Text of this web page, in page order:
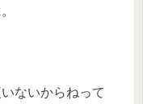
ないからねって